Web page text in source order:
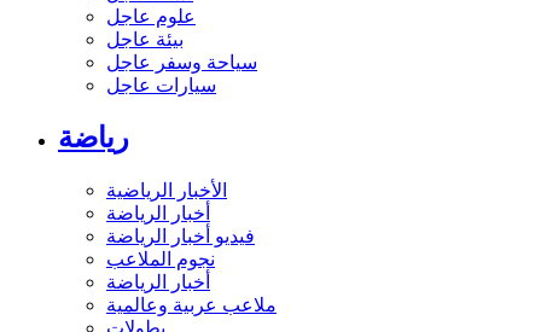
علوم عاجل
بيئة عاجل
سياحة وسفر عاجل
سيارات عاجل
رياضة
الأخبار الرياضية
أخبار الرياضة
فيديو أخبار الرياضة
نجوم الملاعب
أخبار الرياضة
ملاعب عربية وعالمية
بطولات